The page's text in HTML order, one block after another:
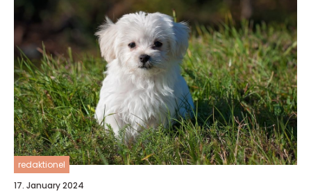
redaktionel
17. January 2024